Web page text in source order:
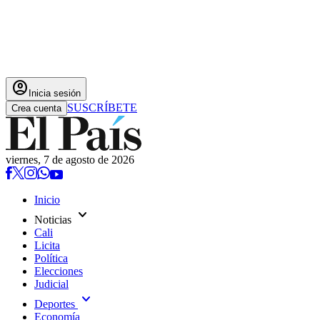
account_circle Inicia sesión
Crea cuenta SUSCRÍBETE
viernes, 7 de agosto de 2026
Inicio
Noticias expand_more
Cali
Licita
Política
Elecciones
Judicial
Deportes expand_more
Economía